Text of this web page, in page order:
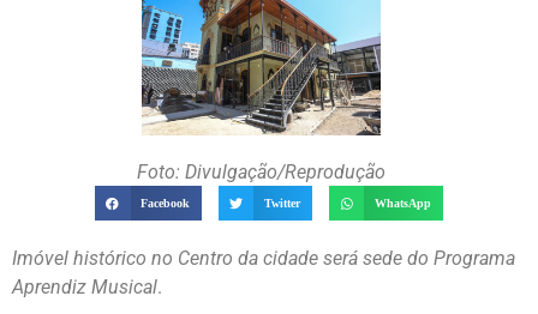
Foto: Divulgação/Reprodução
Facebook Twitter WhatsApp
Imóvel histórico no Centro da cidade será sede do Programa
Aprendiz Musical.